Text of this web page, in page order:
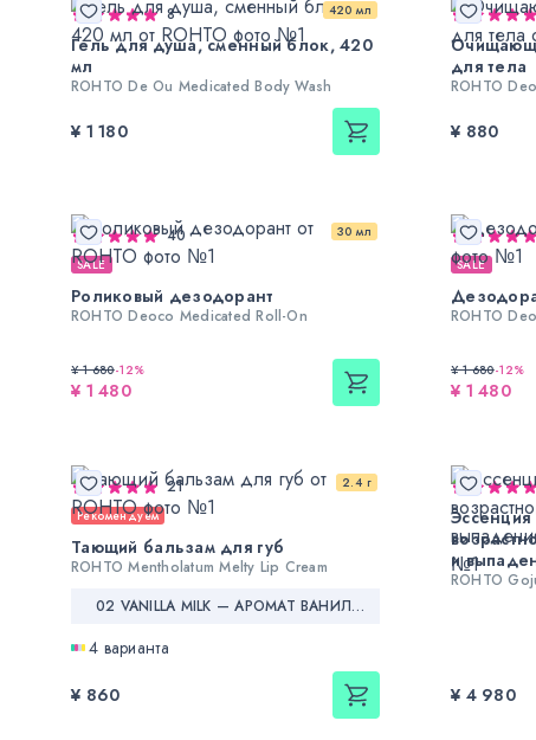
420 мл
8
Гель для душа, сменный блок, 420
мл
ROHTO De Ou Medicated Body Wash
¥ 1 180
для тела
ROHTO
¥ 880
30 мл
40
SALE
Роликовый дезодорант
ROHTO Deoco Medicated Roll-On
¥ 1 680-12%
¥ 1 480
SALE
ROHTO
¥ 1 680-12%
¥ 1 480
2.4 г
21
Рекомендуем
Тающий бальзам для губ
ROHTO Mentholatum Melty Lip Cream
02 VANILLA MILK — АРОМАТ ВАНИЛЬНОГО МОЛОКА
4 варианта
¥ 860
и
ROHTO
¥ 4 980